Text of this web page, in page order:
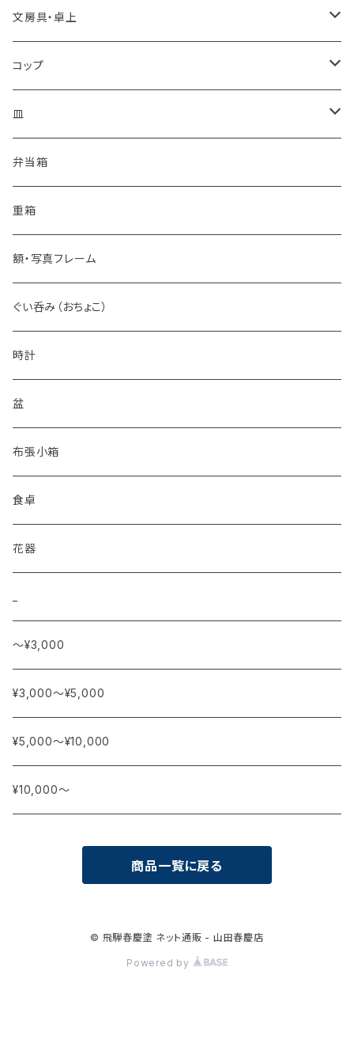
文房具・卓上
カードケース
箱・文庫
コップ
コーヒーカップ
ワイングラス
カップ
タンブラー
ショットグラス
皿
豆皿
丸皿
花皿
小皿
弁当箱
重箱
額・写真フレーム
ぐい呑み（おちょこ）
時計
盆
布張小箱
食卓
花器
〜¥3,000
¥3,000〜¥5,000
¥5,000〜¥10,000
¥10,000〜
商品一覧に戻る
© 飛騨春慶塗 ネット通販 - 山田春慶店
Powered by